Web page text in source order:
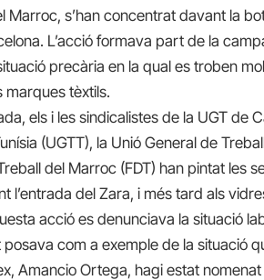
Marroc, s’han concentrat davant la
L’acció formava part de la
precària en la qual es troben
marques tèxtils.
els i les sindicalistes de la UGT de
(UGTT), la Unió General de
del Marroc (FDT) han pintat les
l’entrada del Zara, i més tard als
acció es denunciava la situació
posava com a exemple de la situació
Amancio Ortega, hagi estat